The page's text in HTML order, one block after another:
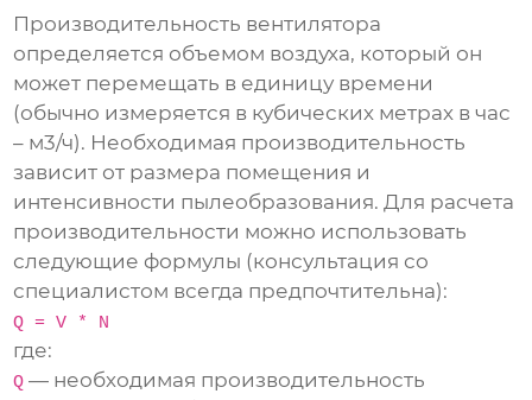
Производительность вентилятора
определяется объемом воздуха, который он
может перемещать в единицу времени
(обычно измеряется в кубических метрах в час
– м3/ч). Необходимая производительность
зависит от размера помещения и
интенсивности пылеобразования. Для расчета
производительности можно использовать
следующие формулы (консультация со
специалистом всегда предпочтительна):
Q = V * N
где:
Q — необходимая производительность